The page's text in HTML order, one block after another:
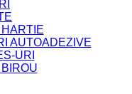
AUTOADEZIVE
URI